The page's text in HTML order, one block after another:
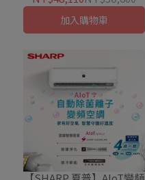
加入購物車